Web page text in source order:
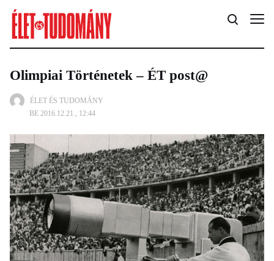
ÉLET ÉS TUDOMÁNY
BE 2016.12.21., 12:44
Olimpiai Történetek – ÉT post@